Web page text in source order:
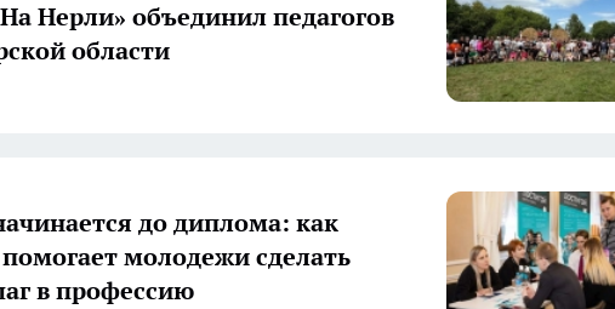
Нерли» объединил педагогов
области
до диплома: как
молодежи сделать
в профессию